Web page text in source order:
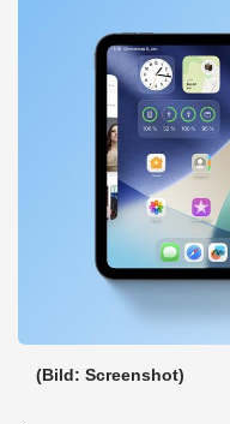
(Bild: Screenshot)